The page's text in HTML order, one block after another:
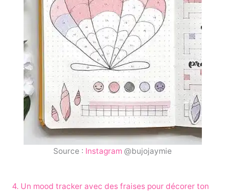
Source : Instagram @bujojaymie
4. Un mood tracker avec des fraises pour décorer ton